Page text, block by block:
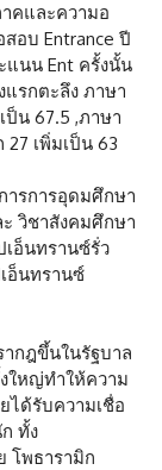
คและความอ
อบ Entrance ปี
แนน Ent ครั้งนั้น
รกตะลึง ภาษา
ป็น 67.5 ,ภาษา
เพิ่มเป็น 63
ารการอุดมศึกษา
วิชาสังคมศึกษา
อ็นทรานซ์รั่ว
อ็นทรานซ์
กฎขึ้นในรัฐบาล
ใหญ่ทำให้ความ
ได้รับความเชื่อ
ทั้ง
โพธารามิก